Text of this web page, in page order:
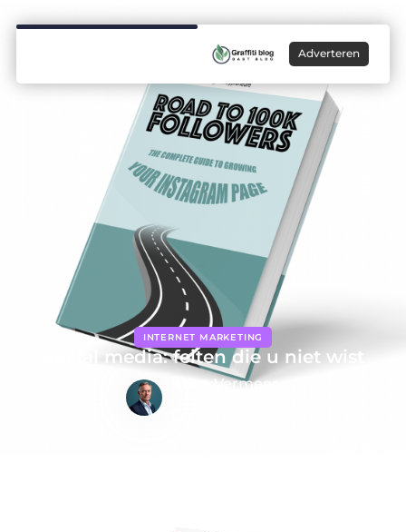
Adverteren
INTERNET MARKETING
Social media: feiten die u niet wist
Koen Vermeer